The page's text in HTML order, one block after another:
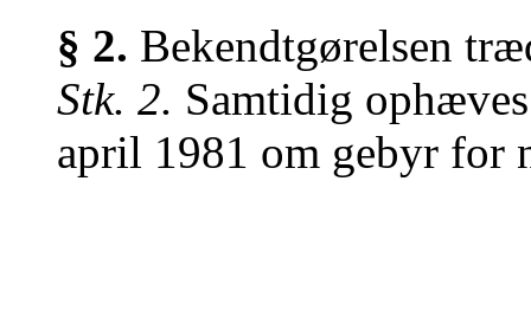
§ 2. Bekendtgørelsen
Stk. 2. Samtidig
april 1981 om gebyr for